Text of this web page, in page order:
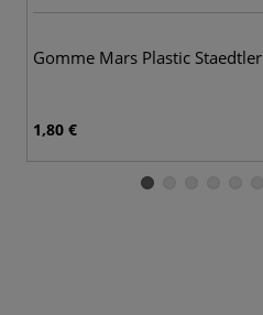
Gomme Mars Plastic Staedtler
1,80 €